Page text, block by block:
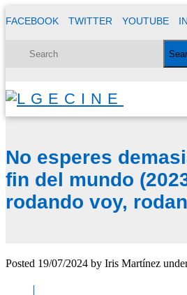
FACEBOOK TWITTER YOUTUBE
No esperes
fin del mundo
rodando voy,
Posted 19/07/2024 by Iris Martínez